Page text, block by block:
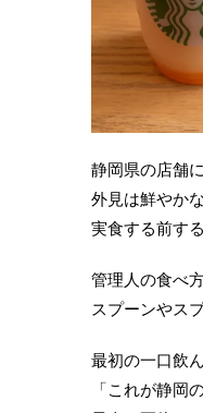
静岡県の店舗
外見は鮮やか
実食する前す
管理人の食べ
スプーンやス
最初の一口飲
「これが静岡